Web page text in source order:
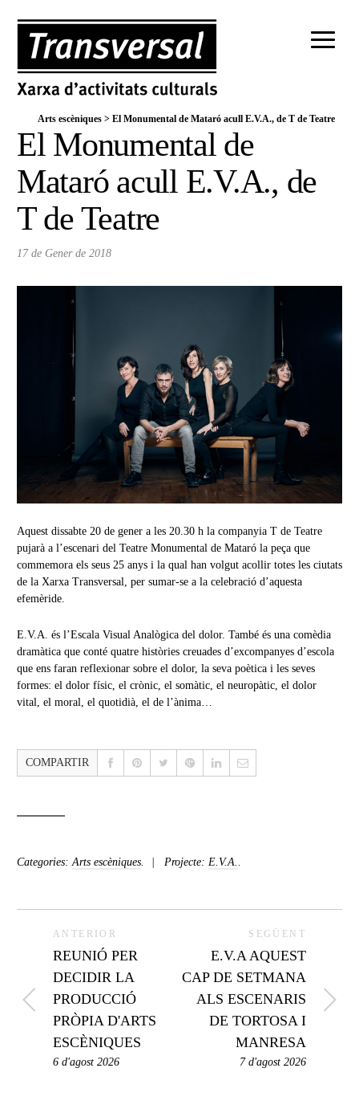
Arts escèniques > El Monumental de Mataró acull E.V.A., de T de Teatre
El Monumental de
Mataró acull E.V.A., de
T de Teatre
17 de Gener de 2018
Aquest dissabte 20 de gener a les 20.30 h la companyia T de Teatre
pujarà a l’escenari del Teatre Monumental de Mataró la peça que
commemora els seus 25 anys i la qual han volgut acollir totes les ciutats
de la Xarxa Transversal, per sumar-se a la celebració d’aquesta
efemèride.
E.V.A. és l’Escala Visual Analògica del dolor. També és una comèdia
dramàtica que conté quatre històries creuades d’excompanyes d’escola
que ens faran reflexionar sobre el dolor, la seva poètica i les seves
formes: el dolor físic, el crònic, el somàtic, el neuropàtic, el dolor
vital, el moral, el quotidià, el de l’ànima…
COMPARTIR
Categories: Arts escèniques Projecte: E.V.A.
ANTERIOR
REUNIÓ PER
DECIDIR LA
PRODUCCIÓ
PRÒPIA D'ARTS
ESCÈNIQUES
6 d'agost 2026
SEGÜENT
E.V.A AQUEST
CAP DE SETMANA
ALS ESCENARIS
DE TORTOSA I
MANRESA
7 d'agost 2026